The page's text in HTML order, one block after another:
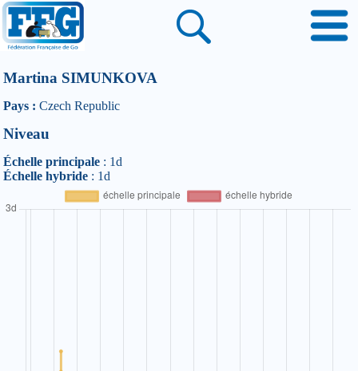
Martina SIMUNKOVA
Pays : Czech Republic
Niveau
Échelle principale : 1d
Échelle hybride : 1d